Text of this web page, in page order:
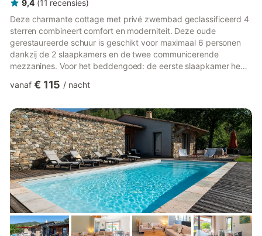
9,4 (11 recensies)
Deze charmante cottage met privé zwembad geclassificeerd 4
sterren combineert comfort en moderniteit. Deze oude
gerestaureerde schuur is geschikt voor maximaal 6 personen
dankzij de 2 slaapkamers en de twee communicerende
mezzanines. Voor het beddengoed: de eerste slaapkamer heeft
tweepersoonsbed en een eenpersoonsbed. Op de mezzanine
bevinden zich op de mezzanine en staan dus in open
verbinding met de grote ruimte. Grote ruimtes staan tot uw
beschikking zoals het privé terras, het pri...
vanaf € 115 / nacht